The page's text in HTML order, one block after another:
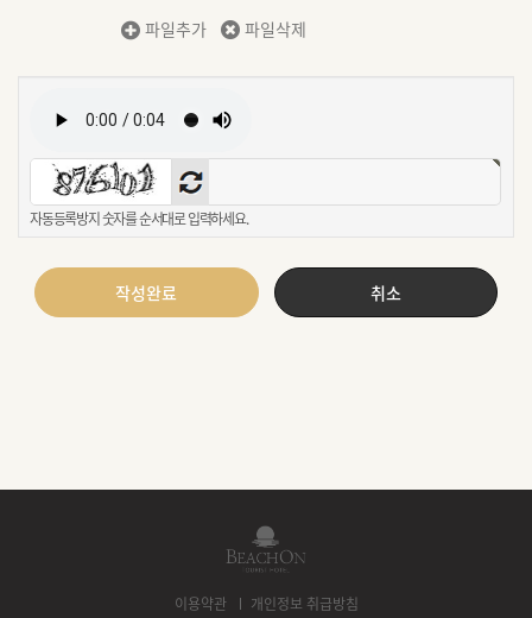
파일추가 파일삭제
자동등록방지 숫자를 순서대로 입력하세요.
작성완료 취소
이용약관 개인정보 취급방침